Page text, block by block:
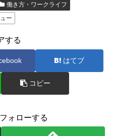
働き方・ワークライフ
ー
する
はてブ
コピー
ォローする